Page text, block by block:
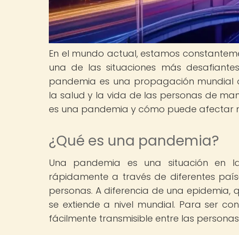
En el mundo actual, estamos
una de las situaciones más
pandemia es una propagación
la salud y la vida de las personas de
es una pandemia y cómo puede afectar
¿Qué es una pandemia?
Una pandemia es una situación en
rápidamente a través de diferentes
personas. A diferencia de una
se extiende a nivel mundial. Para ser
fácilmente transmisible entre las